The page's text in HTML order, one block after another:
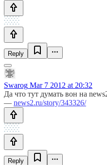
Reply
Swarog Mar 7 2012 at 20:32
Да что тут думать вон на
— news2.ru/story/343326/
Reply